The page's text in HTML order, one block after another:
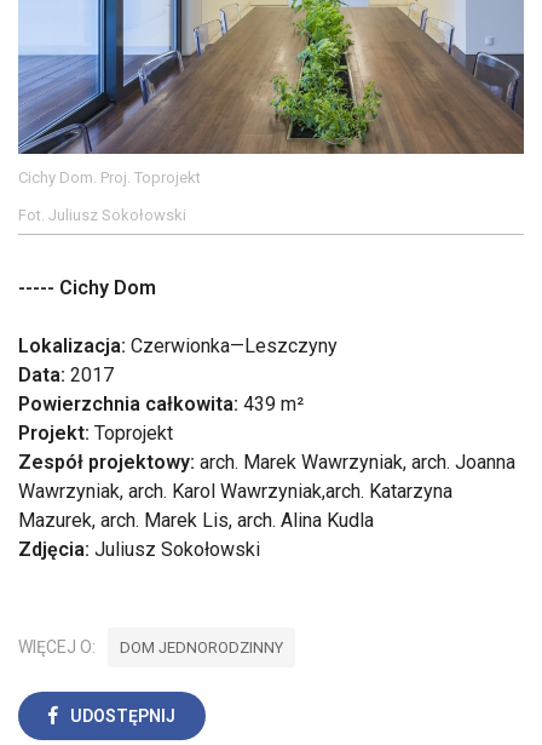
Cichy Dom. Proj. Toprojekt
Fot. Juliusz Sokołowski
----- Cichy Dom
Lokalizacja: Czerwionka—Leszczyny
Data: 2017
Powierzchnia całkowita: 439 m²
Projekt: Toprojekt
Zespół projektowy: arch. Marek Wawrzyniak, arch. Joanna
Wawrzyniak, arch. Karol Wawrzyniak,arch. Katarzyna
Mazurek, arch. Marek Lis, arch. Alina Kudla
Zdjęcia: Juliusz Sokołowski
WIĘCEJ O: DOM JEDNORODZINNY
UDOSTĘPNIJ